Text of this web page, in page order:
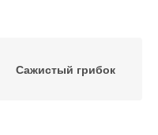
Сажистый грибок